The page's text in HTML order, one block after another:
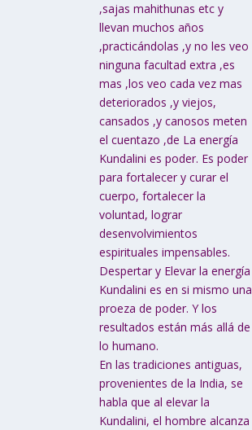
,sajas mahithunas etc y
llevan muchos años
,practicándolas ,y no les veo
ninguna facultad extra ,es
mas ,los veo cada vez mas
deteriorados ,y viejos,
cansados ,y canosos meten
el cuentazo ,de La energía
Kundalini es poder. Es poder
para fortalecer y curar el
cuerpo, fortalecer la
voluntad, lograr
desenvolvimientos
espirituales impensables.
Despertar y Elevar la energía
Kundalini es en si mismo una
proeza de poder. Y los
resultados están más allá de
lo humano.
En las tradiciones antiguas,
provenientes de la India, se
habla que al elevar la
Kundalini, el hombre alcanza